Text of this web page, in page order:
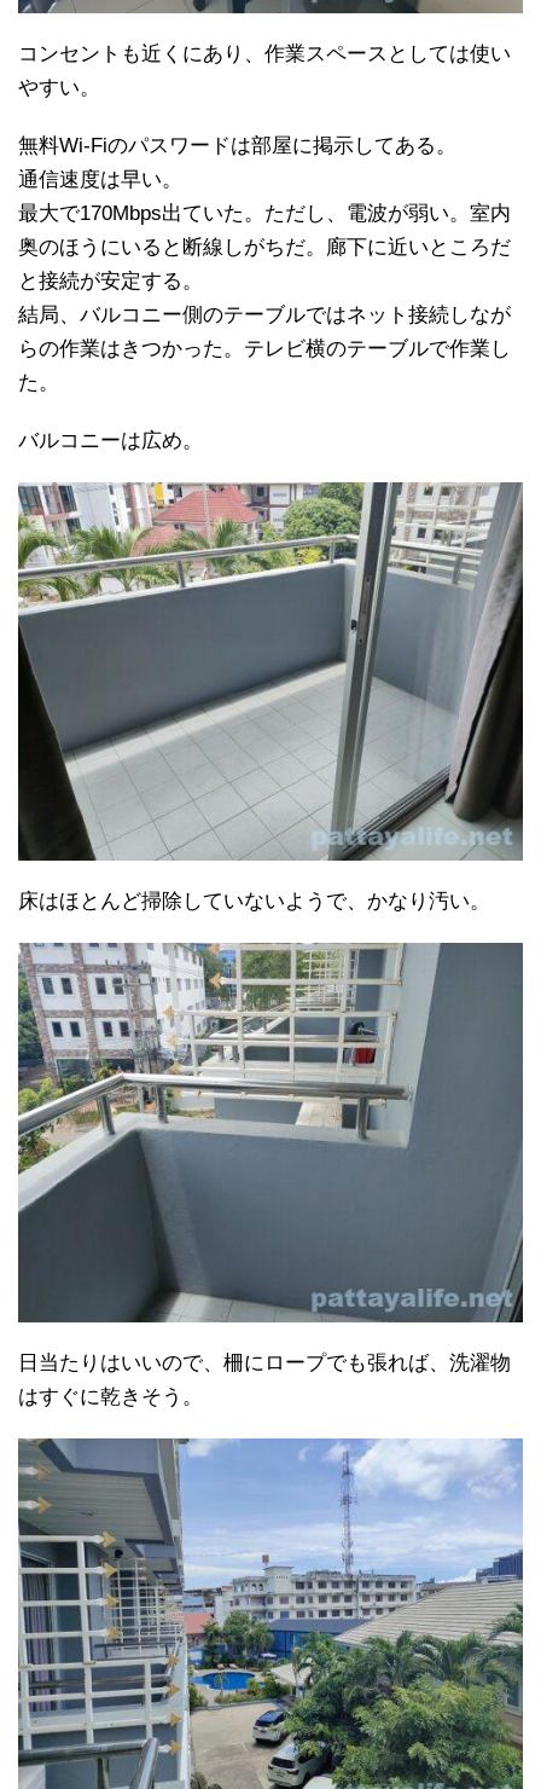
コンセントも近くにあり、作業スペースとしては使い
やすい。
無料Wi-Fiのパスワードは部屋に掲示してある。
通信速度は早い。
最大で170Mbps出ていた。ただし、電波が弱い。室内
奥のほうにいると断線しがちだ。廊下に近いところだ
と接続が安定する。
結局、バルコニー側のテーブルではネット接続しなが
らの作業はきつかった。テレビ横のテーブルで作業し
た。
バルコニーは広め。
床はほとんど掃除していないようで、かなり汚い。
日当たりはいいので、柵にロープでも張れば、洗濯物
はすぐに乾きそう。